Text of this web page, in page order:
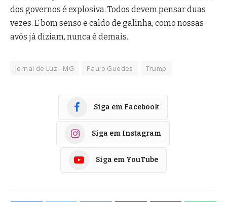
dos governos é explosiva. Todos devem pensar duas
vezes. E bom senso e caldo de galinha, como nossas
avós já diziam, nunca é demais.
Jornal de Luz - MG Paulo Guedes Trump
Siga em Facebook
Siga em Instagram
Siga em YouTube